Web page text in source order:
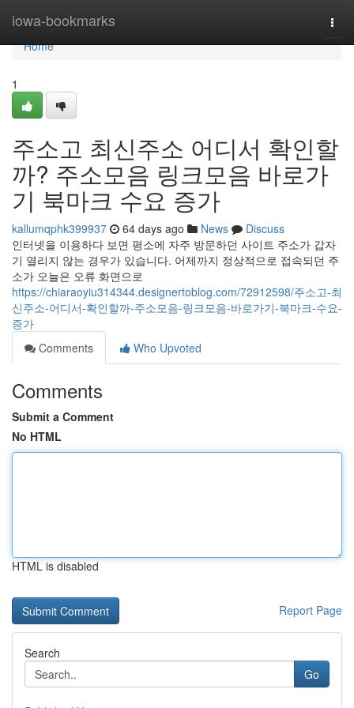
iowa-bookmarks
Home
Home
1
주소고 최신주소 어디서 확인할
까? 주소모음 링크모음 바로가
기 북마크 수요 증가
kallumqphk399937 64 days ago News
Discuss
인터넷을 이용하다 보면 평소에 자주 방문하던 사이트 주소가 갑자
기 열리지 않는 경우가 있습니다. 어제까지 정상적으로 접속되던 주
소가 오늘은 오류 화면으로
https://chiaraoyiu314344.designertoblog.com/72912598/주소고-최
신주소-어디서-확인할까-주소모음-링크모음-바로가기-북마크-수요-
증가
Comments
Who Upvoted
Comments
Submit a Comment
No HTML
HTML is disabled
Report Page
Search
Go